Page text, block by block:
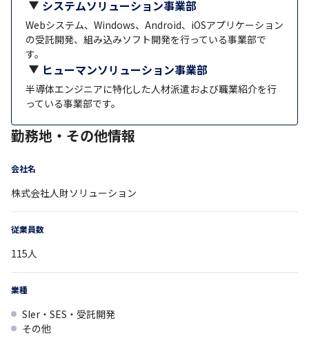
システムソリューション事業部
Webシステム、Windows、Android、iOSアプリケーション
の受託開発、組み込みソフト開発を行っている事業部で
す。
ヒューマンソリューション事業部
半導体エンジニアに特化した人材派遣および職業紹介を行
っている事業部です。
勤務地・その他情報
会社名
株式会社人財ソリューション
従業員数
115人
業種
SIer・SES・受託開発
その他